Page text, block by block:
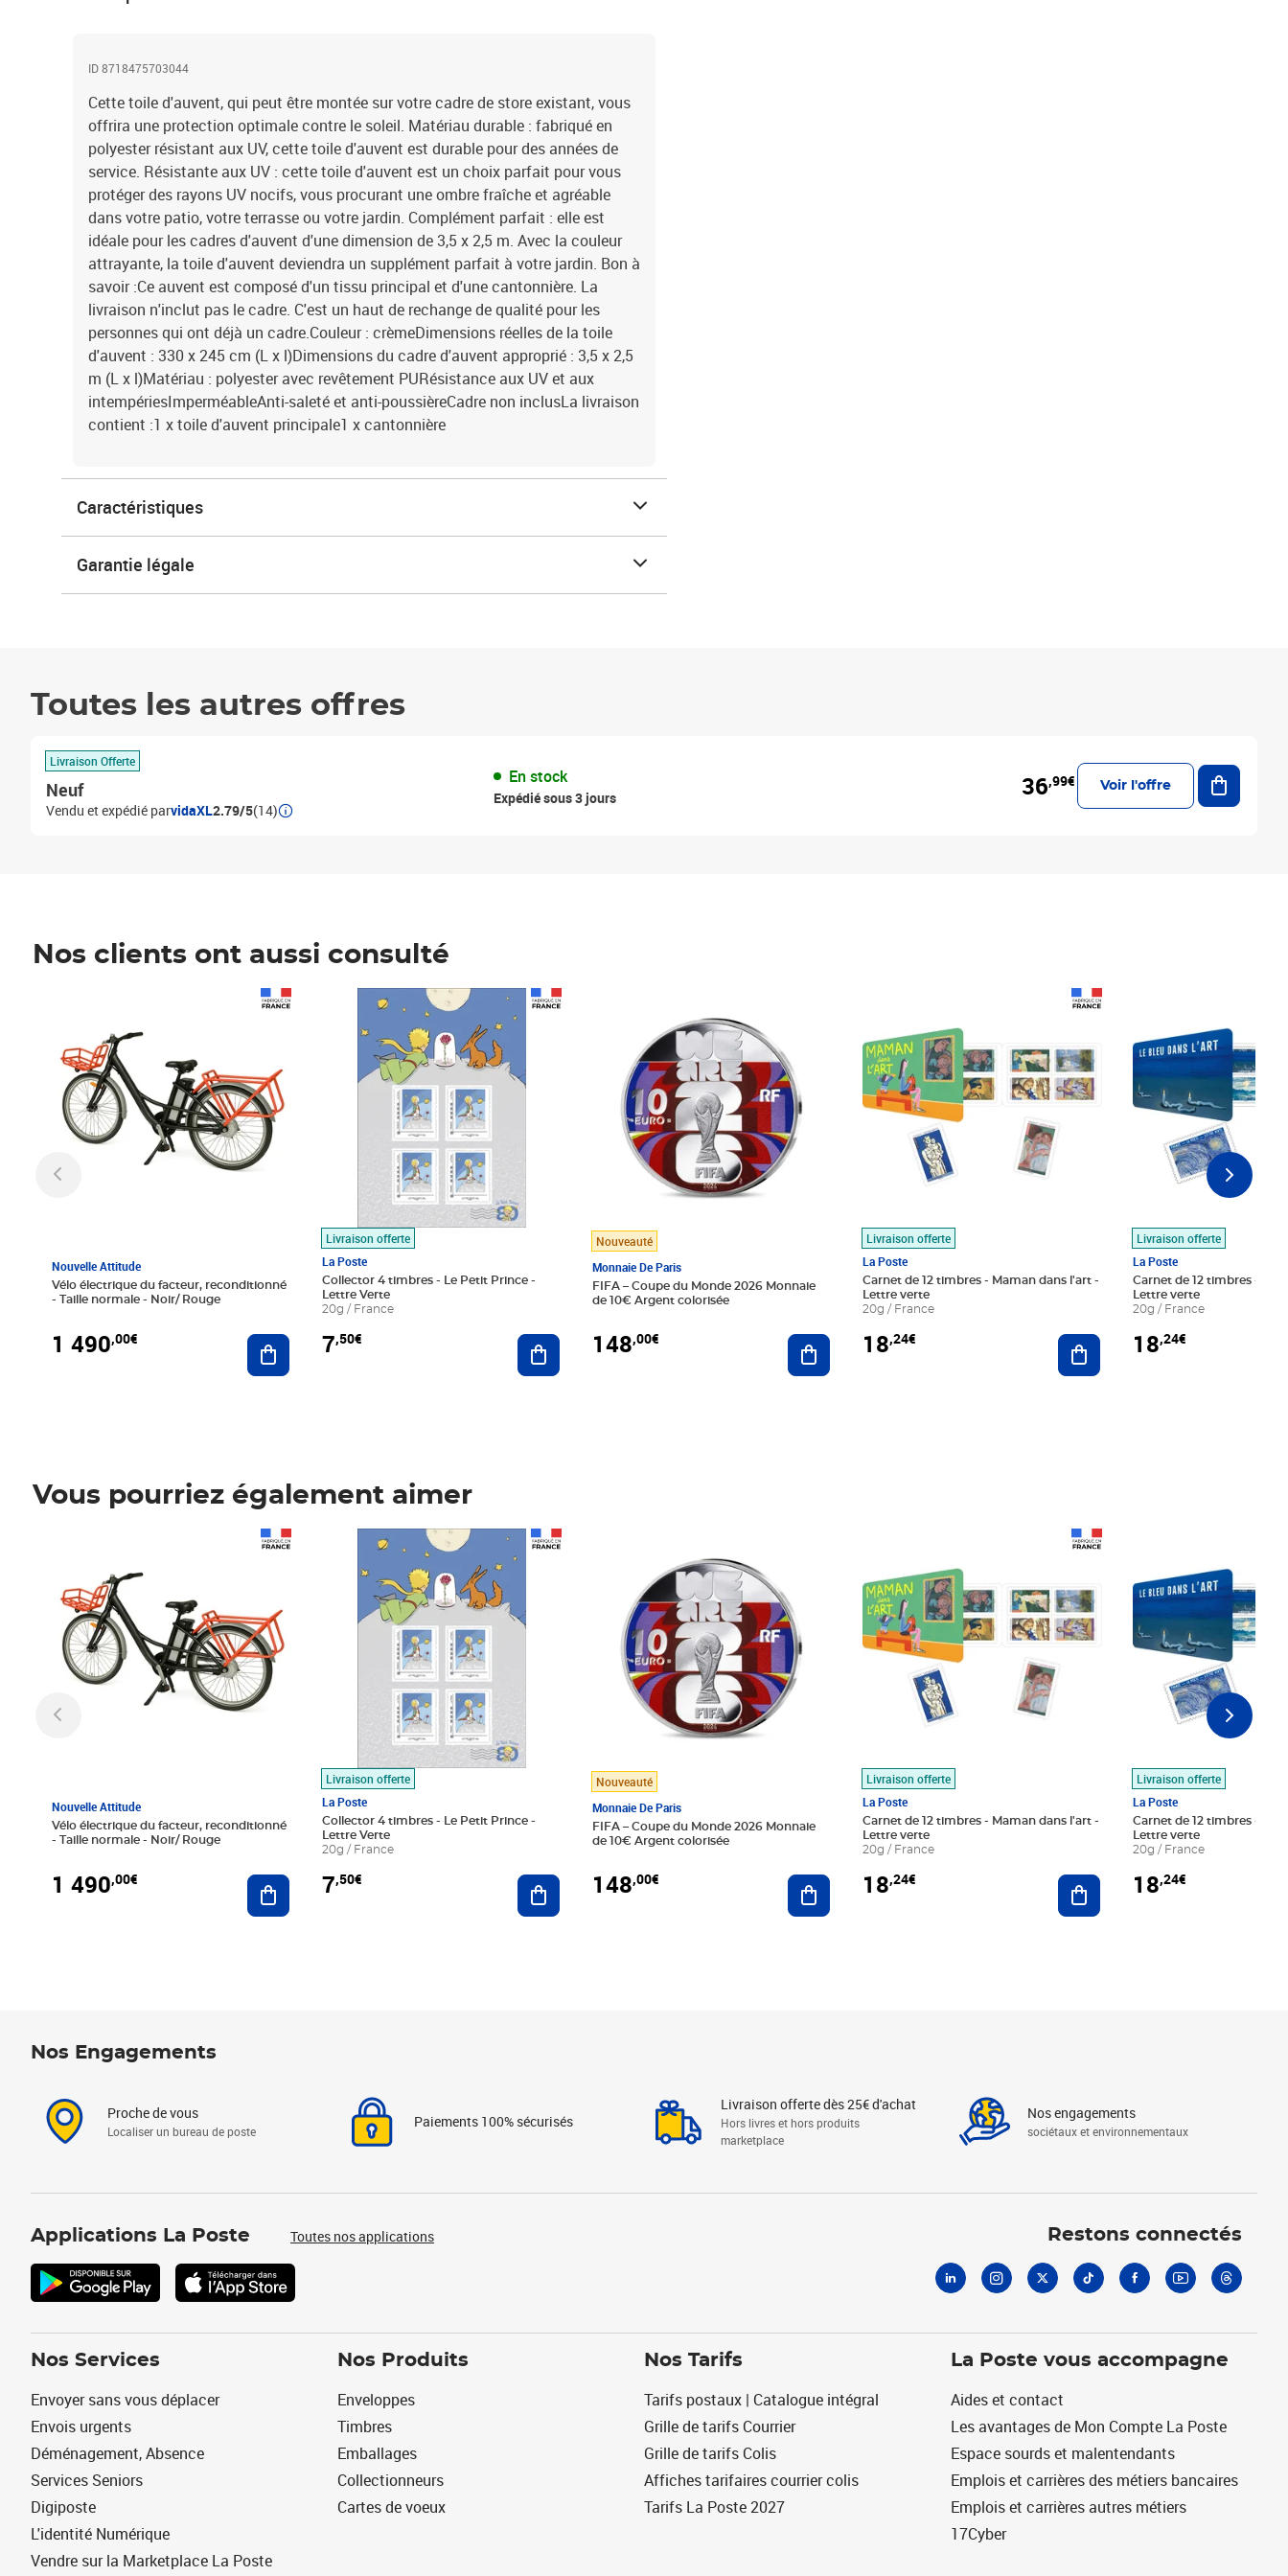
ID 8718475703044
Cette toile d'auvent, qui peut être montée sur votre cadre de store existant, vous
offrira une protection optimale contre le soleil. Matériau durable : fabriqué en
polyester résistant aux UV, cette toile d'auvent est durable pour des années de
service. Résistante aux UV : cette toile d'auvent est un choix parfait pour vous
protéger des rayons UV nocifs, vous procurant une ombre fraîche et agréable
dans votre patio, votre terrasse ou votre jardin. Complément parfait : elle est
idéale pour les cadres d'auvent d'une dimension de 3,5 x 2,5 m. Avec la couleur
attrayante, la toile d'auvent deviendra un supplément parfait à votre jardin. Bon à
savoir :Ce auvent est composé d'un tissu principal et d'une cantonnière. La
livraison n'inclut pas le cadre. C'est un haut de rechange de qualité pour les
personnes qui ont déjà un cadre.Couleur : crèmeDimensions réelles de la toile
d'auvent : 330 x 245 cm (L x l)Dimensions du cadre d'auvent approprié : 3,5 x 2,5
m (L x l)Matériau : polyester avec revêtement PURésistance aux UV et aux
intempériesImperméableAnti-saleté et anti-poussièreCadre non inclusLa livraison
contient :1 x toile d'auvent principale1 x cantonnière
Caractéristiques
Garantie légale
Toutes les autres offres
Livraison Offerte
Neuf
Vendu et expédié parvidaXL2.79/5(14)
En stock
Expédié sous 3 jours 36,99€ Voir l'offre
Ajouter
Nos clients ont aussi consulté
Nouvelle Attitude
Vélo électrique du facteur, reconditionné
- Taille normale - Noir/ Rouge
1 490,00€ Ajouter au panier
Livraison offerte
La Poste
Collector 4 timbres - Le Petit Prince -
Lettre Verte
20g / France
7,50€
Prix 7,50€
Ajouter au panier
Nouveauté
Monnaie De Paris
FIFA – Coupe du Monde 2026 Monnaie
de 10€ Argent colorisée
148,00€ Ajouter au panier
Livraison offerte
La Poste
Carnet de 12 timbres - Maman dans l'art -
Lettre verte
20g / France
18,24€ Ajouter au panier
Livraison offerte
La Poste
Carnet de 12 timbres - Le
Lettre verte
20g / France
18,24€
Vous pourriez également aimer
Nouvelle Attitude
Vélo électrique du facteur, reconditionné
- Taille normale - Noir/ Rouge
1 490,00€ Ajouter au panier
Livraison offerte
La Poste
Collector 4 timbres - Le Petit Prince -
Lettre Verte
20g / France
7,50€
Prix 7,50€
Ajouter au panier
Nouveauté
Monnaie De Paris
FIFA – Coupe du Monde 2026 Monnaie
de 10€ Argent colorisée
148,00€ Ajouter au panier
Livraison offerte
La Poste
Carnet de 12 timbres - Maman dans l'art -
Lettre verte
20g / France
18,24€ Ajouter au panier
Livraison offerte
La Poste
Carnet de 12 timbres - Le
Lettre verte
20g / France
18,24€
Nos Engagements
Proche de vous
Localiser un bureau de poste
Paiements 100% sécurisés
Livraison offerte dès 25€ d'achat
Hors livres et hors produits
marketplace
Nos engagements
sociétaux et environnementaux
Applications La Poste Toutes nos applications Restons connectés
Nos Services
Envoyer sans vous déplacer
Envois urgents
Déménagement, Absence
Services Seniors
Digiposte
L'identité Numérique
Vendre sur la Marketplace La Poste
Nos Produits
Enveloppes
Timbres
Emballages
Collectionneurs
Cartes de voeux
Nos Tarifs
Tarifs postaux | Catalogue intégral
Grille de tarifs Courrier
Grille de tarifs Colis
Affiches tarifaires courrier colis
Tarifs La Poste 2027
La Poste vous accompagne
Aides et contact
Les avantages de Mon Compte La Poste
Espace sourds et malentendants
Emplois et carrières des métiers bancaires
Emplois et carrières autres métiers
17Cyber